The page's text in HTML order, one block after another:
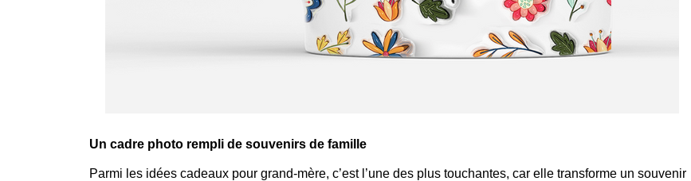
Un cadre photo rempli de souvenirs de famille
Parmi les idées cadeaux pour grand-mère, c’est l’une des plus touchantes, car elle transforme un souvenir